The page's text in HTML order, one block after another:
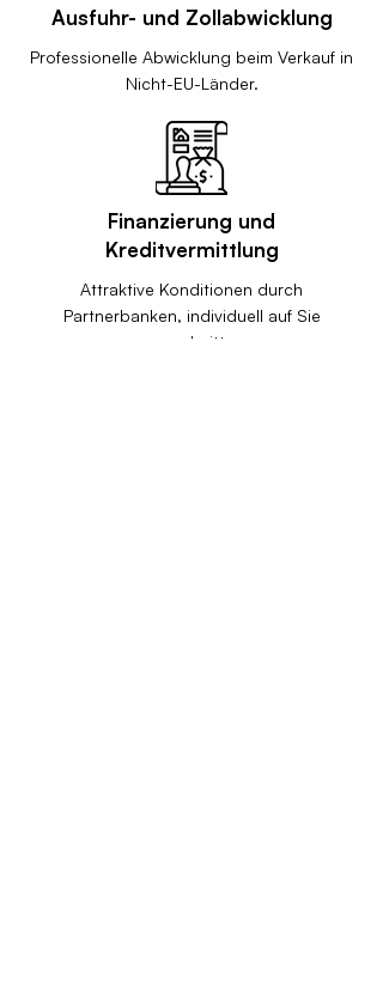
Ausfuhr- und Zollabwicklung
Professionelle Abwicklung beim Verkauf in
Nicht-EU-Länder.
Finanzierung und
Kreditvermittlung
Attraktive Konditionen durch
Partnerbanken, individuell auf Sie
zugeschnitten.